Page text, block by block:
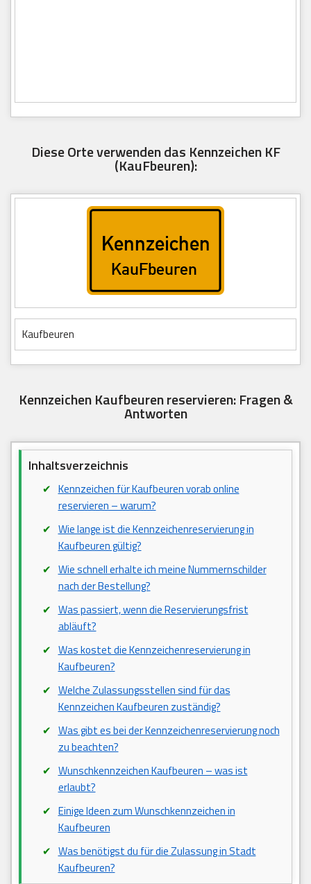
Diese Orte verwenden das Kennzeichen KF
(KauFbeuren):
Kaufbeuren
Kennzeichen Kaufbeuren reservieren: Fragen &
Antworten
Inhaltsverzeichnis
Kennzeichen für Kaufbeuren vorab online
reservieren – warum?
Wie lange ist die Kennzeichenreservierung in
Kaufbeuren gültig?
Wie schnell erhalte ich meine Nummernschilder
nach der Bestellung?
Was passiert, wenn die Reservierungsfrist
abläuft?
Was kostet die Kennzeichenreservierung in
Kaufbeuren?
Welche Zulassungsstellen sind für das
Kennzeichen Kaufbeuren zuständig?
Was gibt es bei der Kennzeichenreservierung noch
zu beachten?
Wunschkennzeichen Kaufbeuren – was ist
erlaubt?
Einige Ideen zum Wunschkennzeichen in
Kaufbeuren
Was benötigst du für die Zulassung in Stadt
Kaufbeuren?